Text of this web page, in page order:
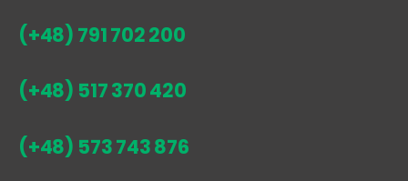
(+48) 791 702 200
(+48) 517 370 420
(+48) 573 743 876